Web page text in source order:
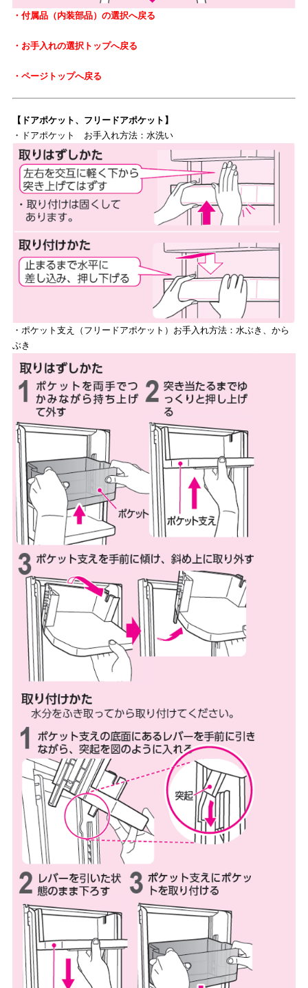
・付属品（内装部品）の選択へ戻る
・お手入れの選択トップへ戻る
・ページトップへ戻る
【ドアポケット、フリードアポケット】
・ドアポケット お手入れ方法：水洗い
・ポケット支え（フリードアポケット）お手入れ方法：水ぶき、から
ぶき